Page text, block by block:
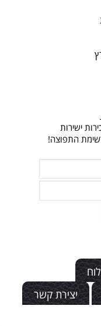
ישירות
התפוצה!
יצירת קשר